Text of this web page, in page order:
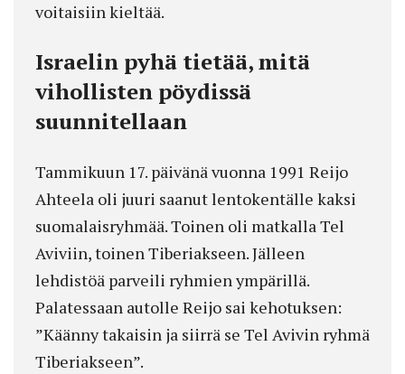
voitaisiin kieltää.
Israelin pyhä tietää, mitä
vihollisten pöydissä
suunnitellaan
Tammikuun 17. päivänä vuonna 1991 Reijo
Ahteela oli juuri saanut lentokentälle kaksi
suomalaisryhmää. Toinen oli matkalla Tel
Aviviin, toinen Tiberiakseen. Jälleen
lehdistöä parveili ryhmien ympärillä.
Palatessaan autolle Reijo sai kehotuksen:
”Käänny takaisin ja siirrä se Tel Avivin ryhmä
Tiberiakseen”.